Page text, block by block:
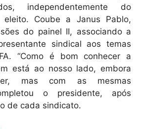
independentemente do
eleito. Coube a Janus Pablo,
do painel II, associando a
sindical aos temas
“Como é bom conhecer a
está ao nosso lado, embora
mas com as mesmas
o presidente, após
de cada sindicato.